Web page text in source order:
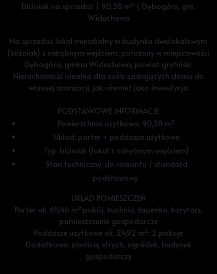
Bliźniak na sprzedaż | 90,38 m² | Dębogóra, gm.
Widuchowa
Na sprzedaż lokal mieszkalny w budynku dwulokalowym
(bliźniak) z odrębnym wejściem, położony w miejscowości
Dębogóra, gmina Widuchowa, powiat gryfiński.
Nieruchomość idealna dla osób szukających domu do
własnej aranżacji, jak również jako inwestycja.
PODSTAWOWE INFORMACJE
Powierzchnia użytkowa: 90,38 m²
Układ: parter + poddasze użytkowe
Typ: bliźniak (lokal z odrębnym wejściem)
Stan techniczny: do remontu / standard
podstawowy
UKŁAD POMIESZCZEŃ
Parter ok. 65,46 m²:pokój, kuchnia, łazienka, korytarz,
pomieszczenie gospodarcze
Poddasze użytkowe ok. 24,92 m²: 2 pokoje
Dodatkowo: piwnica, strych, ogródek, budynek
gospodarczy